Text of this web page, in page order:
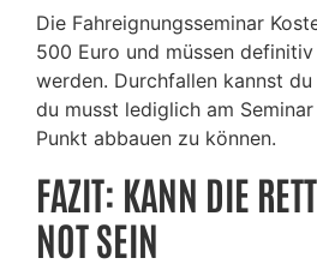
Die Fahreignungsseminar
500 Euro und müssen
werden. Durchfallen kannst
du musst lediglich am
Punkt abbauen zu können.
FAZIT: KANN DIE
NOT SEIN